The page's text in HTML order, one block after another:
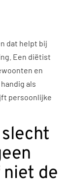
dat helpt bij
Een diëtist
en
als
persoonlijke
de